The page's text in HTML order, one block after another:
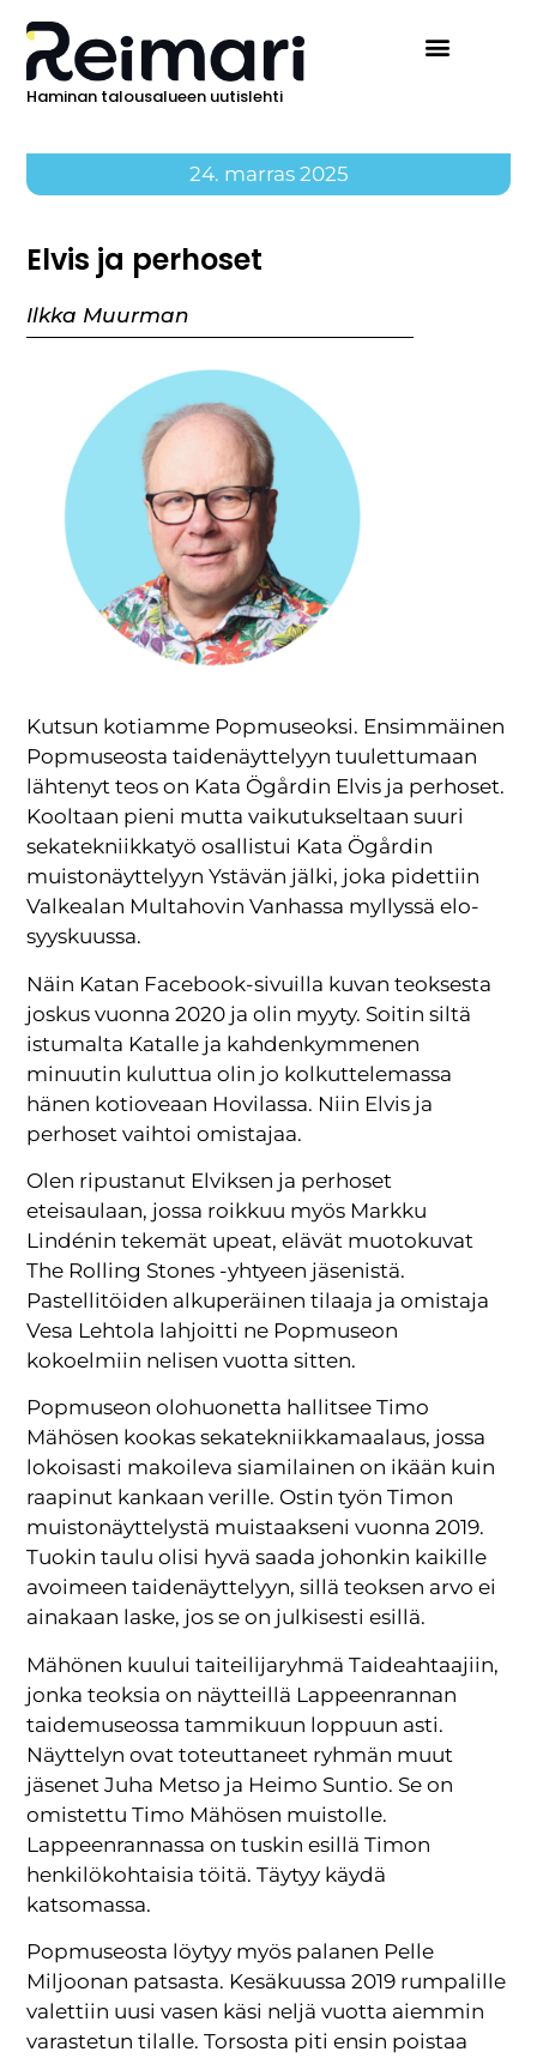
Haminan talousalueen uutislehti
24. marras 2025
Elvis ja perhoset
Ilkka Muurman
Kutsun kotiamme Popmuseoksi. Ensimmäinen
Popmuseosta taidenäyttelyyn tuulettumaan
lähtenyt teos on Kata Ögårdin Elvis ja perhoset.
Kooltaan pieni mutta vaikutukseltaan suuri
sekatekniikkatyö osallistui Kata Ögårdin
muistonäyttelyyn Ystävän jälki, joka pidettiin
Valkealan Multahovin Vanhassa myllyssä elo-
syyskuussa.
Näin Katan Facebook-sivuilla kuvan teoksesta
joskus vuonna 2020 ja olin myyty. Soitin siltä
istumalta Katalle ja kahdenkymmenen
minuutin kuluttua olin jo kolkuttelemassa
hänen kotioveaan Hovilassa. Niin Elvis ja
perhoset vaihtoi omistajaa.
Olen ripustanut Elviksen ja perhoset
eteisaulaan, jossa roikkuu myös Markku
Lindénin tekemät upeat, elävät muotokuvat
The Rolling Stones -yhtyeen jäsenistä.
Pastellitöiden alkuperäinen tilaaja ja omistaja
Vesa Lehtola lahjoitti ne Popmuseon
kokoelmiin nelisen vuotta sitten.
Popmuseon olohuonetta hallitsee Timo
Mähösen kookas sekatekniikkamaalaus, jossa
lokoisasti makoileva siamilainen on ikään kuin
raapinut kankaan verille. Ostin työn Timon
muistonäyttelystä muistaakseni vuonna 2019.
Tuokin taulu olisi hyvä saada johonkin kaikille
avoimeen taidenäyttelyyn, sillä teoksen arvo ei
ainakaan laske, jos se on julkisesti esillä.
Mähönen kuului taiteilijaryhmä Taideahtaajiin,
jonka teoksia on näytteillä Lappeenrannan
taidemuseossa tammikuun loppuun asti.
Näyttelyn ovat toteuttaneet ryhmän muut
jäsenet Juha Metso ja Heimo Suntio. Se on
omistettu Timo Mähösen muistolle.
Lappeenrannassa on tuskin esillä Timon
henkilökohtaisia töitä. Täytyy käydä
katsomassa.
Popmuseosta löytyy myös palanen Pelle
Miljoonan patsasta. Kesäkuussa 2019 rumpalille
valettiin uusi vasen käsi neljä vuotta aiemmin
varastetun tilalle. Torsosta piti ensin poistaa